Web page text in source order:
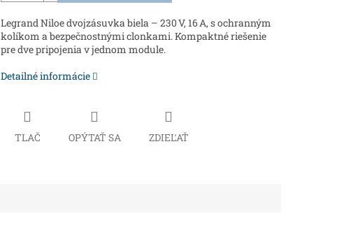
Legrand Niloe dvojzásuvka biela – 230 V, 16 A, s ochranným
kolíkom a bezpečnostnými clonkami. Kompaktné riešenie
pre dve pripojenia v jednom module.
Detailné informácie
TLAČ OPÝTAŤ SA ZDIEĽAŤ